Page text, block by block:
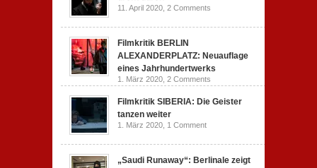
11. April 2020, 2 Comments
Filmkritik BERLIN
ALEXANDERPLATZ: Neuauflage
eines Jahrhundertwerks
1. März 2020, 2 Comments
Filmkritik SIBERIA: Die Geister
tanzen weiter
1. März 2020, 1 Comment
„Saudi Runaway“: Berlinale zeigt